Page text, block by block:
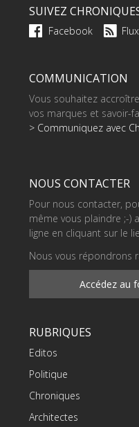
SUIVEZ
Facebook
COMMUNICATION
Vous souhaitez
vos marques et savoir-
> Communiquez avec
NOUS CONTACTER
Pour nous contacter,
même vous plaindre ;-)
ligne en cliquant sur le
Nous vous répondrons
Accédez au
RUBRIQUES
Editos
Politique
Chroniques
Architectes